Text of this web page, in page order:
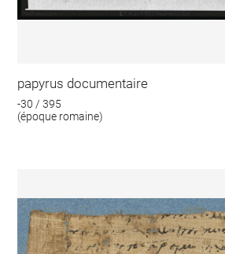
papyrus documentaire
-30 / 395
(époque romaine)